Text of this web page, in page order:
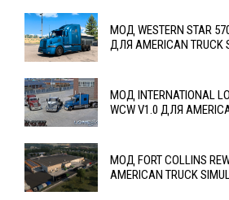
МОД WESTERN STAR
ДЛЯ AMERICAN TRUCK
МОД INTERNATIONAL
WCW V1.0 ДЛЯ
МОД FORT COLLINS
AMERICAN TRUCK